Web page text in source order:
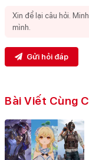
Gửi hỏi đáp
Bài Viết Cùng